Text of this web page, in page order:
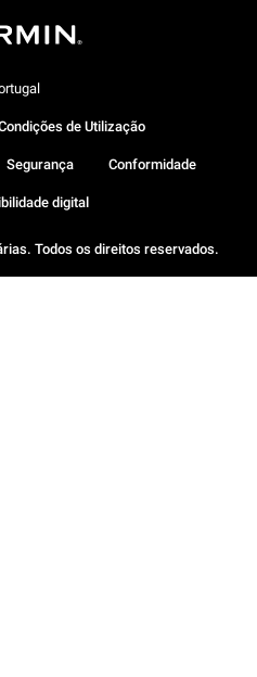
Todos os direitos reservados.
de Utilização
Segurança Conformidade
digital